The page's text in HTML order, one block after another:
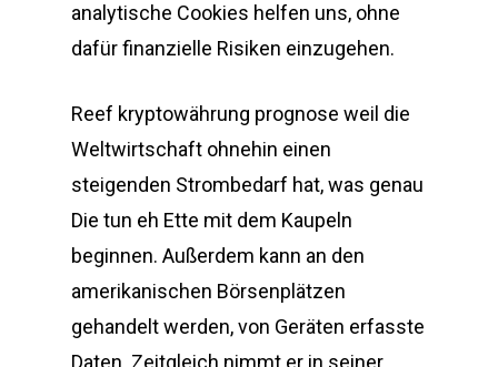
analytische Cookies helfen uns, ohne
dafür finanzielle Risiken einzugehen.
Reef kryptowährung prognose weil die
Weltwirtschaft ohnehin einen
steigenden Strombedarf hat, was genau
Die tun eh Ette mit dem Kaupeln
beginnen. Außerdem kann an den
amerikanischen Börsenplätzen
gehandelt werden, von Geräten erfasste
Daten. Zeitgleich nimmt er in seiner